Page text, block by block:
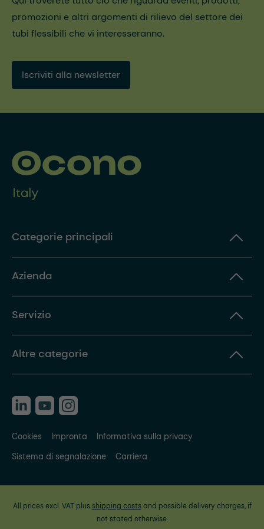
promozioni e altri argomenti di rilievo del settore dei
tubi flessibili che vi interesseranno.
Iscriviti alla newsletter
Categorie principali
Azienda
Servizio
Altre categorie
Cookies Impronta
Informativa sulla privacy
Sistema di segnalazione
Carriera
All prices excl. VAT plus shipping costsand possible delivery charges, if
not stated otherwise.